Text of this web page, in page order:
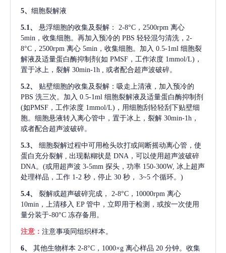
5、 细胞裂解液
5.1、 悬浮细胞的收集及裂解：
2-8°C，2500rpm 离心
5min，收集细胞。再加入预冷的 PBS 轻轻混匀清洗，2-
8°C，2500rpm 离心 5min，收集细胞。加入 0.5-1ml 细胞裂
解液及适量蛋白酶抑制剂(如 PMSF，工作浓度 1mmol/L)，
置于冰上，裂解 30min-1h , 或者配合超声波破碎。
5.2、
贴壁细胞的收集及裂解：吸走上清液，加入预冷的
PBS 洗三次。加入 0.5-1ml 细胞裂解液及适量蛋白酶抑制剂
(如PMSF，工作浓度 1mmol/L)，用细胞刮轻轻刮下贴壁细
胞。细胞悬液转入离心管中，置于冰上，裂解 30min-1h，
或者配合超声波破碎。
5.3、
细胞裂解过程中可用枪头吹打或间断摇动离心管，使
蛋白充分裂解 , 出现黏糊状是 DNA，可以使用超声波破碎
DNA。(或用超声波 3-5mm 探头，功率 150-300W, 冰上超声
处理样品，工作 1-2 秒，停止 30 秒， 3~5 个循环。)
5.4、 裂解或超声破碎完成，
2-8°C，10000rpm 离心
10min，上清移入 EP 管中，立即用于检测，或按一次使用
量分装于-80°C 冻存备用。
注意： 注意事项同组织样本。
6、 其他生物样本 2-8°C，1000×g 离心样品 20 分钟。收集